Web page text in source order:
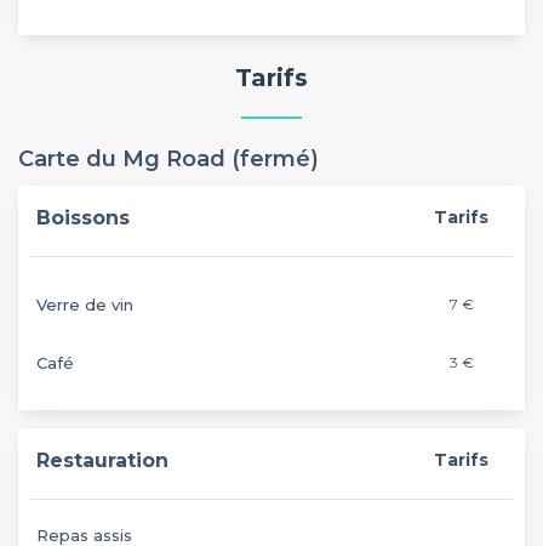
Tarifs
Carte du Mg Road (fermé)
Boissons Tarifs
Verre de vin 7 €
Café 3 €
Restauration Tarifs
Repas assis